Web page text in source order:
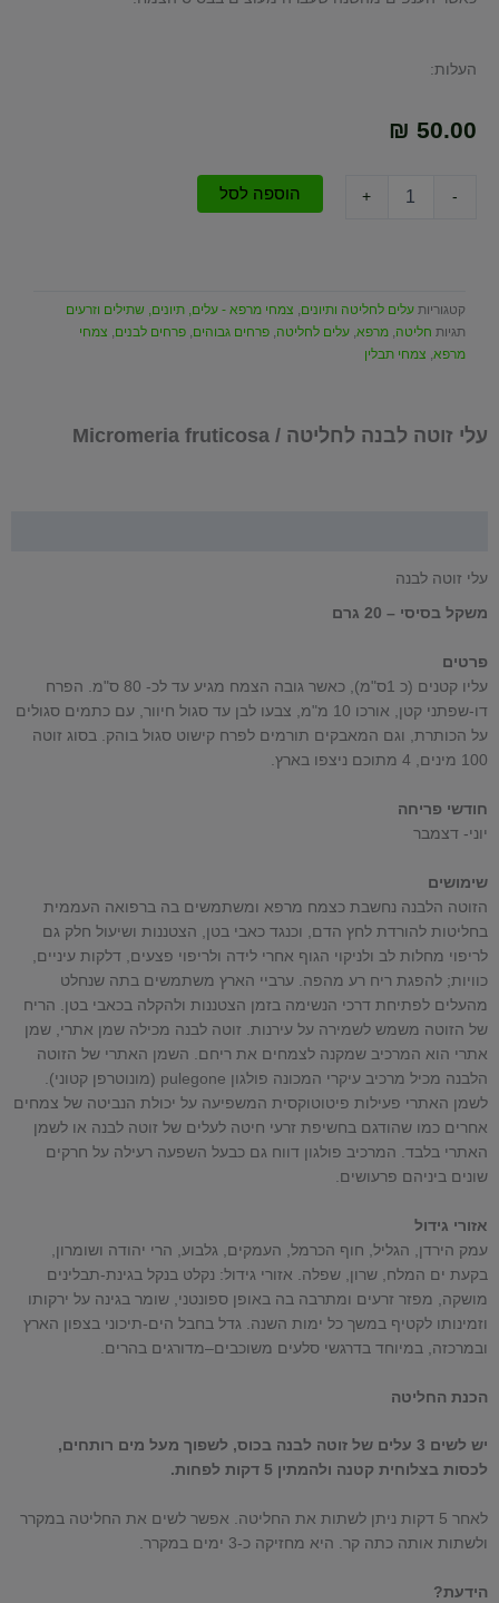
העלות:
₪ 50.00
-
Micromeria
fruticosa
+ הוספה לסל
קטגוריות עלים לחליטה ותיונים, צמחי מרפא - עלים, תיונים, שתילים וזרעים
תגיות חליטה, מרפא, עלים לחליטה, פרחים גבוהים, פרחים לבנים, צמחי
מרפא, צמחי תבלין
עלי זוטה לבנה לחליטה / Micromeria fruticosa
עלי זוטה לבנה
משקל בסיסי – 20 גרם
פרטים
עליו קטנים (כ 1ס"מ), כאשר גובה הצמח מגיע עד לכ- 80 ס"מ. הפרח
דו-שפתני קטן, אורכו 10 מ"מ, צבעו לבן עד סגול חיוור, עם כתמים סגולים
על הכותרת, וגם המאבקים תורמים לפרח קישוט סגול בוהק. בסוג זוטה
100 מינים, 4 מתוכם ניצפו בארץ.
חודשי פריחה
יוני- דצמבר
שימושים
הזוטה הלבנה נחשבת כצמח מרפא ומשתמשים בה ברפואה העממית
בחליטות להורדת לחץ הדם, וכנגד כאבי בטן, הצטננות ושיעול חלק גם
לריפוי מחלות לב ולניקוי הגוף אחרי לידה ולריפוי פצעים, דלקות עיניים,
כוויות; להפגת ריח רע מהפה. ערביי הארץ משתמשים בתה שנחלט
מהעלים לפתיחת דרכי הנשימה בזמן הצטננות ולהקלה בכאבי בטן. הריח
של הזוטה משמש לשמירה על עירנות. זוטה לבנה מכילה שמן אתרי, שמן
אתרי הוא המרכיב שמקנה לצמחים את ריחם. השמן האתרי של הזוטה
הלבנה מכיל מרכיב עיקרי המכונה פולגון pulegone (מונוטרפן קטוני).
לשמן האתרי פעילות פיטוטוקסית המשפיעה על יכולת הנביטה של צמחים
אחרים כמו שהודגם בחשיפת זרעי חיטה לעלים של זוטה לבנה או לשמן
האתרי בלבד. המרכיב פולגון דווח גם כבעל השפעה רעילה על חרקים
שונים ביניהם פרעושים.
אזורי גידול
עמק הירדן, הגליל, חוף הכרמל, העמקים, גלבוע, הרי יהודה ושומרון,
בקעת ים המלח, שרון, שפלה. אזורי גידול: נקלט בנקל בגינת-תבלינים
מושקה, מפזר זרעים ומתרבה בה באופן ספונטני, שומר בגינה על ירקותו
וזמינותו לקטיף במשך כל ימות השנה. גדל בחבל הים-תיכוני בצפון הארץ
ובמרכזה, במיוחד בדרגשי סלעים משוכבים–מדורגים בהרים.
הכנת החליטה
יש לשים 3 עלים של זוטה לבנה בכוס, לשפוך מעל מים רותחים,
לכסות בצלוחית קטנה ולהמתין 5 דקות לפחות.
לאחר 5 דקות ניתן לשתות את החליטה. אפשר לשים את החליטה במקרר
ולשתות אותה כתה קר. היא מחזיקה כ-3 ימים במקרר.
הידעת?